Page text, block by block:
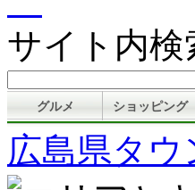
サイト内検
グルメ ショッピング
広島県タウ